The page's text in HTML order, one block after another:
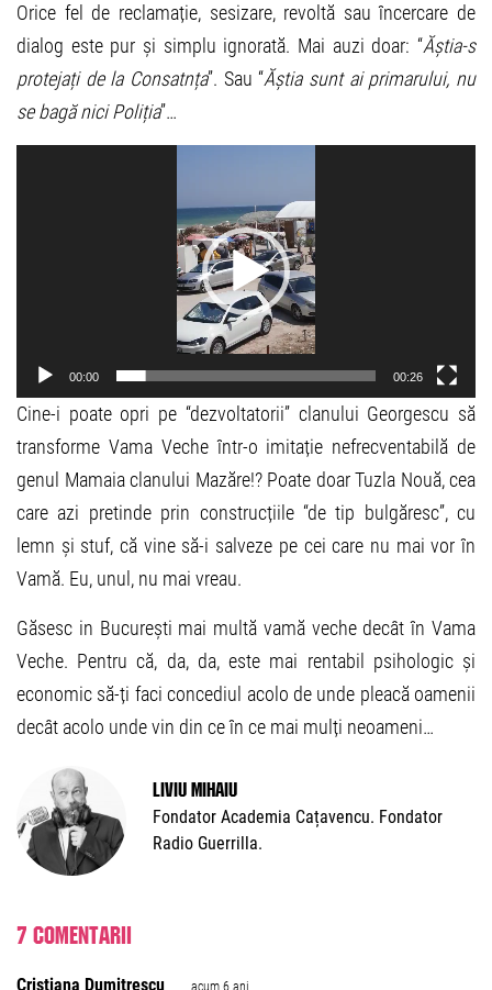
Orice fel de reclamație, sesizare, revoltă sau încercare de
dialog este pur și simplu ignorată. Mai auzi doar: “Ăștia-s
protejați de la Consatnța”. Sau “Ăștia sunt ai primarului, nu
se bagă nici Poliția”…
00:00 00:26
Cine-i poate opri pe “dezvoltatorii” clanului Georgescu să
transforme Vama Veche într-o imitație nefrecventabilă de
genul Mamaia clanului Mazăre!? Poate doar Tuzla Nouă, cea
care azi pretinde prin construcțiile “de tip bulgăresc”, cu
lemn și stuf, că vine să-i salveze pe cei care nu mai vor în
Vamă. Eu, unul, nu mai vreau.
Găsesc in București mai multă vamă veche decât în Vama
Veche. Pentru că, da, da, este mai rentabil psihologic și
economic să-ți faci concediul acolo de unde pleacă oamenii
decât acolo unde vin din ce în ce mai mulți neoameni…
Liviu Mihaiu
Fondator Academia Cațavencu. Fondator
Radio Guerrilla.
7 comentarii
Cristiana Dumitrescu acum 6 ani